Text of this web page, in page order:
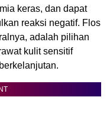
keras, dan dapat
reaksi negatif. Flos
adalah pilihan
kulit sensitif